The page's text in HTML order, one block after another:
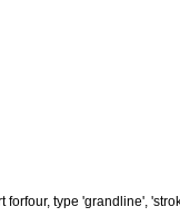
forfour, type 'grandline',